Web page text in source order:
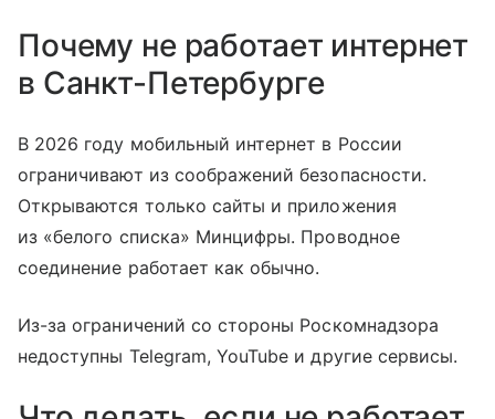
Почему не работает интернет
в Санкт-Петербурге
В 2026 году мобильный интернет в России
ограничивают из соображений безопасности.
Открываются только сайты и приложения
из «белого списка» Минцифры. Проводное
соединение работает как обычно.
Из-за ограничений со стороны Роскомнадзора
недоступны Telegram, YouTube и другие сервисы.